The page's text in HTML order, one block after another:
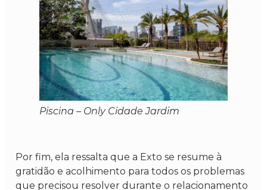
Piscina – Only Cidade Jardim
Por fim, ela ressalta que a Exto se resume à
gratidão e acolhimento para todos os problemas
que precisou resolver durante o relacionamento